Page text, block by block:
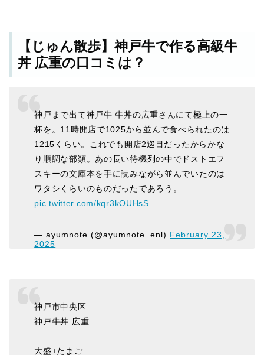
【じゅん散歩】神戸牛で作る高級牛
丼 広重の口コミは？
神戸まで出て神戸牛 牛丼の広重さんにて極上の一
杯を。11時開店で1025から並んで食べられたのは
1215くらい。これでも開店2巡目だったからかな
り順調な部類。あの長い待機列の中でドストエフ
スキーの文庫本を手に読みながら並んでいたのは
ワタシくらいのものだったであろう。
pic.twitter.com/kqr3kOUHsS
— ayumnote (@ayumnote_enl) February 23,
2025
神戸市中央区
神戸牛丼 広重
大盛+たまご